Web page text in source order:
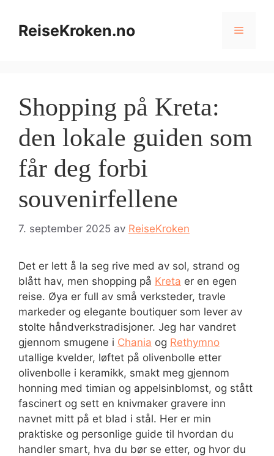
innholdReiseKroken.no Meny
Shopping på Kreta:
den lokale guiden som
får deg forbi
souvenirfellene
7. september 2025 av ReiseKroken
Det er lett å la seg rive med av sol, strand og
blått hav, men shopping på Kreta er en egen
reise. Øya er full av små verksteder, travle
markeder og elegante boutiquer som lever av
stolte håndverkstradisjoner. Jeg har vandret
gjennom smugene i Chania og Rethymno
utallige kvelder, løftet på olivenbolle etter
olivenbolle i keramikk, smakt meg gjennom
honning med timian og appelsinblomst, og stått
fascinert og sett en knivmaker gravere inn
navnet mitt på et blad i stål. Her er min
praktiske og personlige guide til hvordan du
handler smart, hva du bør se etter, og hvor du